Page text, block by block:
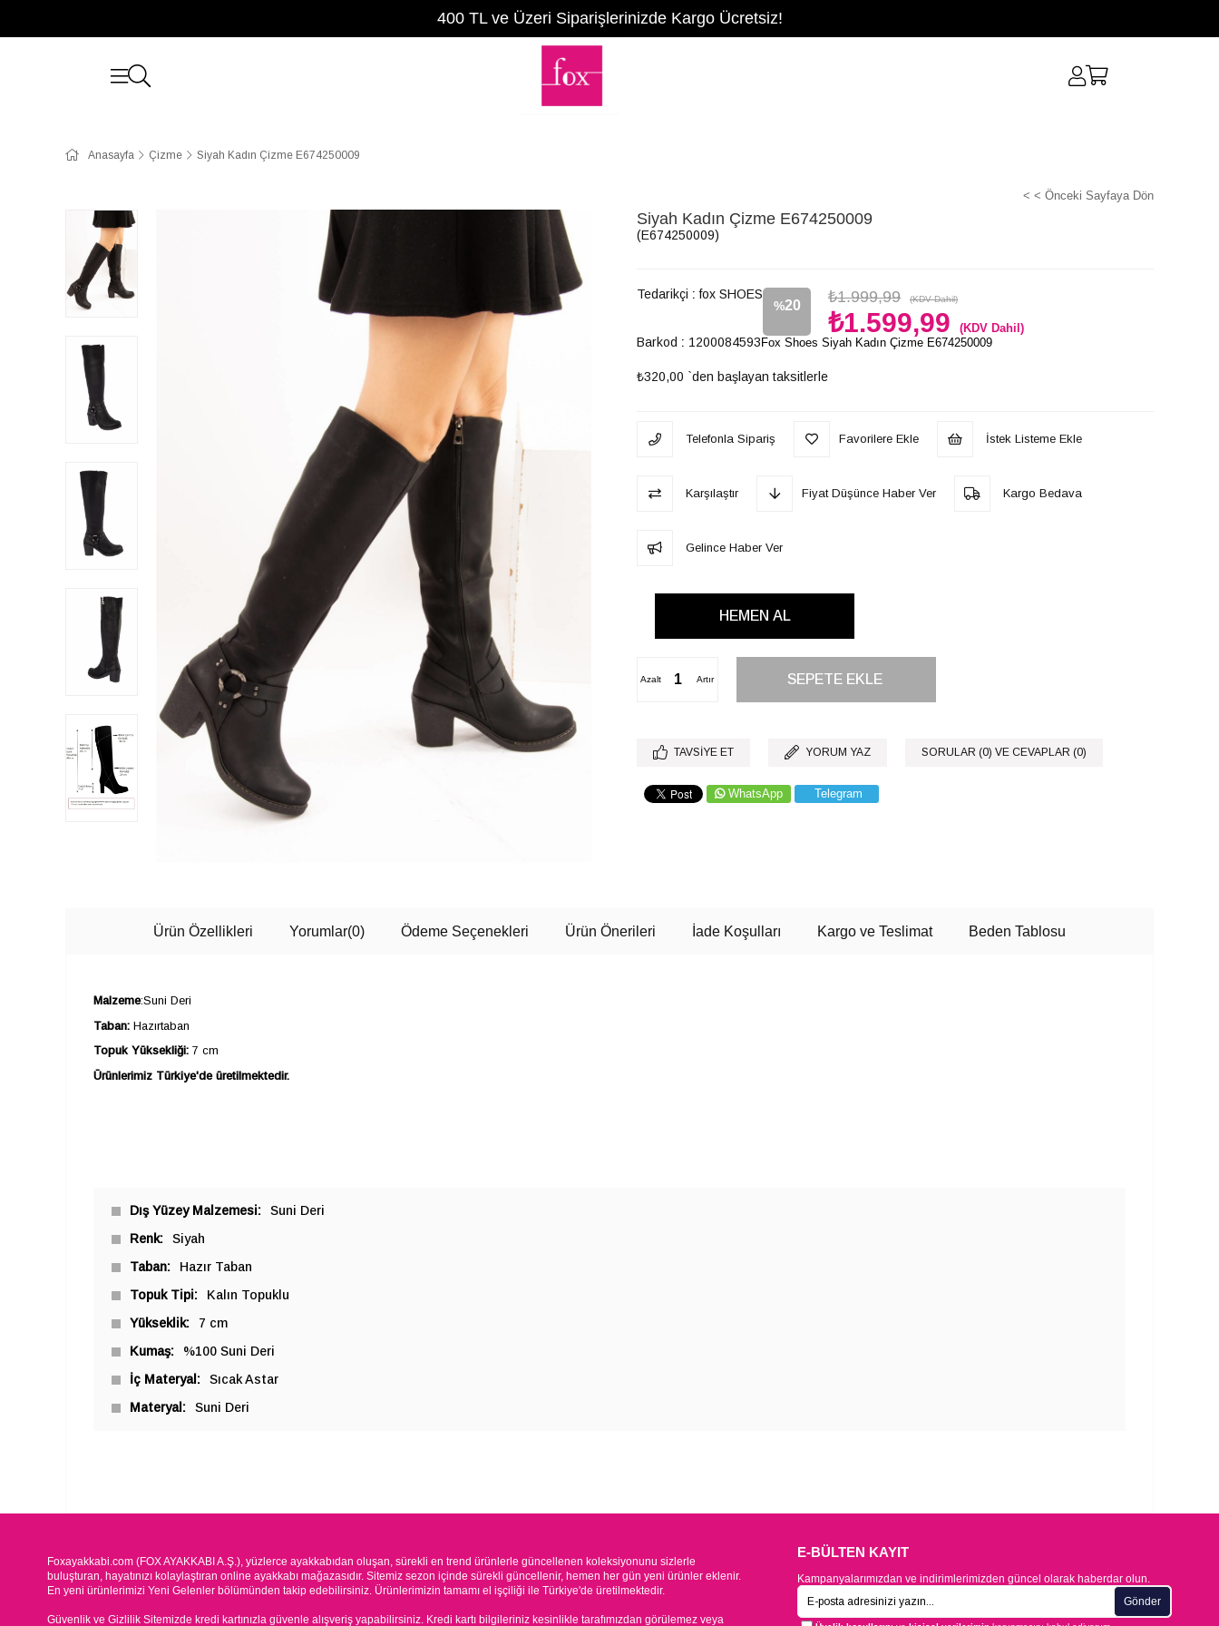
400 TL ve Üzeri Siparişlerinizde Kargo Ücretsiz!
Anasayfa Çizme Siyah Kadın Çizme E674250009
< < Önceki Sayfaya Dön
Siyah Kadın Çizme E674250009
(E674250009)
Tedarikçi : fox SHOES
%20
İndirim
₺1.999,99 (KDV Dahil)
₺1.599,99 (KDV Dahil)
Barkod : 1200084593
₺320,00 `den başlayan taksitlerle
Fox Shoes Siyah Kadın Çizme E674250009
Telefonla Sipariş Favorilere Ekle İstek Listeme Ekle
Karşılaştır Fiyat Düşünce Haber Ver Kargo Bedava
Gelince Haber Ver
Artır
Azalt
TAVSIYE ET YORUM YAZ SORULAR (0) VE CEVAPLAR (0)
WhatsApp Telegram
Ürün Özellikleri Yorumlar(0) Ödeme Seçenekleri Ürün Önerileri İade Koşulları Kargo ve Teslimat Beden Tablosu
Malzeme:Suni Deri
Taban: Hazırtaban
Topuk Yüksekliği: 7 cm
Ürünlerimiz Türkiye'de üretilmektedir.
Dış Yüzey Malzemesi
Suni Deri
Renk
Siyah
Taban
Hazır Taban
Topuk Tipi
Kalın Topuklu
Yükseklik
7 cm
Kumaş
%100 Suni Deri
İç Materyal
Sıcak Astar
Materyal
Suni Deri
Foxayakkabi.com (FOX AYAKKABI A.Ş.), yüzlerce ayakkabıdan oluşan, sürekli en trend ürünlerle güncellenen koleksiyonunu sizlerle
buluşturan, hayatınızı kolaylaştıran online ayakkabı mağazasıdır. Sitemiz sezon içinde sürekli güncellenir, hemen her gün yeni ürünler eklenir.
En yeni ürünlerimizi Yeni Gelenler bölümünden takip edebilirsiniz. Ürünlerimizin tamamı el işçiliği ile Türkiye'de üretilmektedir.
Güvenlik ve Gizlilik Sitemizde kredi kartınızla güvenle alışveriş yapabilirsiniz. Kredi kartı bilgileriniz kesinlikle tarafımızdan görülemez veya
E-BÜLTEN KAYIT
Kampanyalarımızdan ve indirimlerimizden güncel olarak haberdar olun.
Gönder